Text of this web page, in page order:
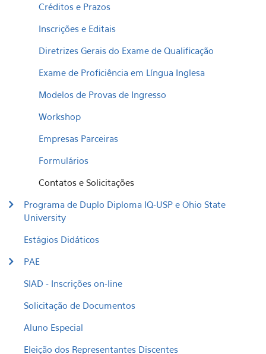
Créditos e Prazos
Inscrições e Editais
Diretrizes Gerais do Exame de Qualificação
Exame de Proficiência em Língua Inglesa
Modelos de Provas de Ingresso
Workshop
Empresas Parceiras
Formulários
Contatos e Solicitações
Programa de Duplo Diploma IQ-USP e Ohio State
University
Estágios Didáticos
PAE
SIAD - Inscrições on-line
Solicitação de Documentos
Aluno Especial
Eleição dos Representantes Discentes